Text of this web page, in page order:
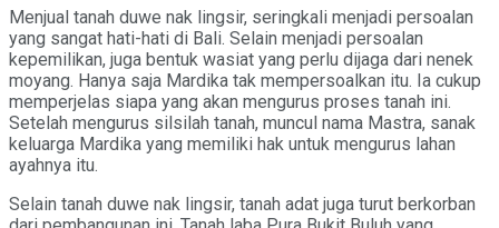
Menjual tanah duwe nak lingsir, seringkali menjadi persoalan
yang sangat hati-hati di Bali. Selain menjadi persoalan
kepemilikan, juga bentuk wasiat yang perlu dijaga dari nenek
moyang. Hanya saja Mardika tak mempersoalkan itu. Ia cukup
memperjelas siapa yang akan mengurus proses tanah ini.
Setelah mengurus silsilah tanah, muncul nama Mastra, sanak
keluarga Mardika yang memiliki hak untuk mengurus lahan
ayahnya itu.
Selain tanah duwe nak lingsir, tanah adat juga turut berkorban